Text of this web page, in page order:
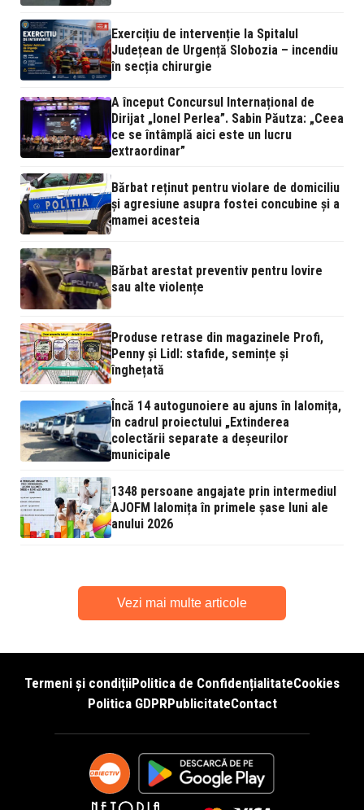
Exercițiu de intervenție la Spitalul
Județean de Urgență Slobozia – incendiu
în secția chirurgie
A început Concursul Internațional de
Dirijat „Ionel Perlea”. Sabin Păutza: „Ceea
ce se întâmplă aici este un lucru
extraordinar”
Bărbat reținut pentru violare de domiciliu
și agresiune asupra fostei concubine și a
mamei acesteia
Bărbat arestat preventiv pentru lovire
sau alte violențe
Produse retrase din magazinele Profi,
Penny și Lidl: stafide, semințe și
înghețată
Încă 14 autogunoiere au ajuns în Ialomița,
în cadrul proiectului „Extinderea
colectării separate a deșeurilor
municipale
1348 persoane angajate prin intermediul
AJOFM Ialomița în primele șase luni ale
anului 2026
Vezi mai multe articole
Termeni și condițiiPolitica de ConfidențialitateCookies
Politica GDPRPublicitateContact